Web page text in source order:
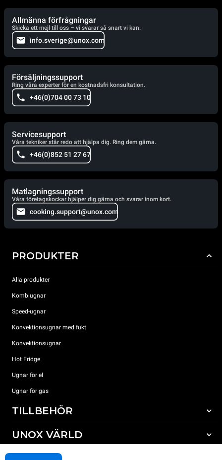
Allmänna förfrågningar
Skicka ett mejl till oss – vi svarar så snart vi kan.
info.sverige@unox.com
Försäljningssupport
Ring våra experter för en kostnadsfri konsultation.
+46(0)704 00 73 10
Servicesupport
Våra tekniker står redo att hjälpa dig. Ring dem gärna.
+46(0)852 51 27 67
Matlagningssupport
Våra företagskockar hjälper dig gärna och svarar inom kort.
cooking.support@unox.com
PRODUKTER
Alla produkter
Kombiugnar
Speed-ugnar
Konvektionsugnar med fukt
Konvektionsugnar
Hot Fridge
Ugnar för el
Ugnar för gas
TILLBEHÖR
Alla tillbehör
UNOX VÄRLD